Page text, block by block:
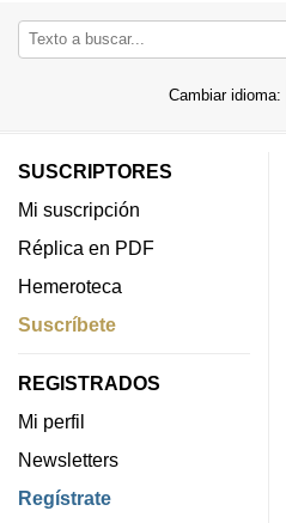
Cambiar idioma:
SUSCRIPTORES
Mi suscripción
Réplica en PDF
Hemeroteca
Suscríbete
REGISTRADOS
Mi perfil
Newsletters
Regístrate